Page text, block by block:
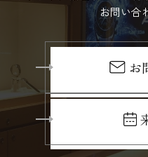
お問い合
お